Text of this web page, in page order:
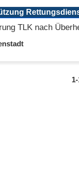
TLK nach